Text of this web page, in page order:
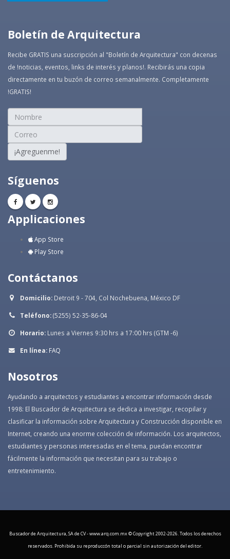
Boletín de Arquitectura
Recibe GRATIS una suscripción al "Boletín de Arquitectura" con decenas
de !noticias, eventos, links de interés y planos!. Recibirás una copia
directamente en tu buzón de correo semanalmente. Completamente
!GRATIS!
¡Agreguenme!
Síguenos
Applicaciones
App Store
Play Store
Contáctanos
Domicilio: Detroit 9 - 704, Col Nochebuena, México DF
Teléfono:(5255) 52-35-86-04
Horario: Lunes a Viernes 9:30 hrs a 17:00 hrs (GTM -6)
En línea: FAQ
Nosotros
Ayudando a arquitectos y estudiantes a encontrar información desde
1998: El Buscador de Arquitectura se dedica a investigar, recopilar y
clasificar la información sobre Arquitectura y Construcción disponible en
Internet, creando una enorme colección de información. Los arquitectos,
estudiantes y personas interesadas en el tema, puedan encontrar
fácilmente la información que necesitan para su trabajo o
entretenimiento.
Buscador de Arquitectura, SA de CV - www.arq.com.mx © Copyright 2002-2026. Todos los derechos
reservados. Prohibida su reproduccón total o parcial sin autorización del editor.